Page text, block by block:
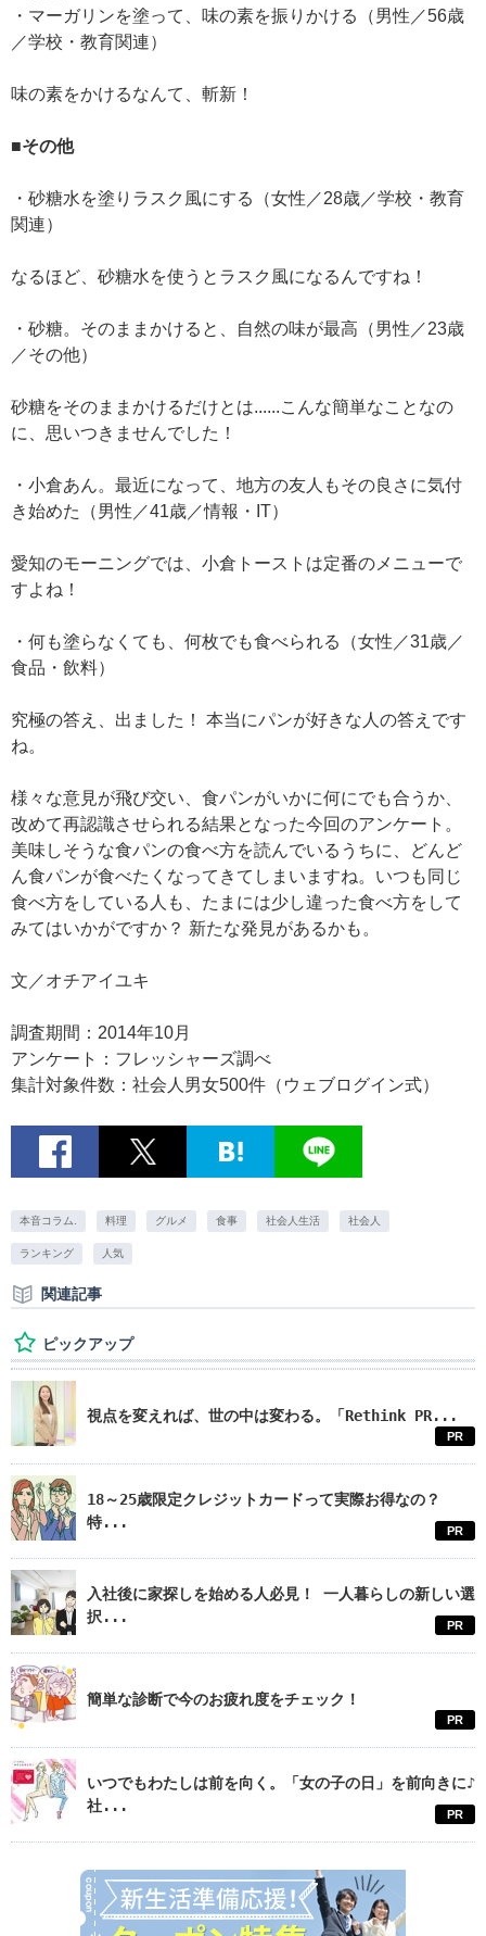
・マーガリンを塗って、味の素を振りかける（男性／56歳
／学校・教育関連）
味の素をかけるなんて、斬新！
■その他
・砂糖水を塗りラスク風にする（女性／28歳／学校・教育
関連）
なるほど、砂糖水を使うとラスク風になるんですね！
・砂糖。そのままかけると、自然の味が最高（男性／23歳
／その他）
砂糖をそのままかけるだけとは......こんな簡単なことなの
に、思いつきませんでした！
・小倉あん。最近になって、地方の友人もその良さに気付
き始めた（男性／41歳／情報・IT）
愛知のモーニングでは、小倉トーストは定番のメニューで
すよね！
・何も塗らなくても、何枚でも食べられる（女性／31歳／
食品・飲料）
究極の答え、出ました！ 本当にパンが好きな人の答えです
ね。
様々な意見が飛び交い、食パンがいかに何にでも合うか、
改めて再認識させられる結果となった今回のアンケート。
美味しそうな食パンの食べ方を読んでいるうちに、どんど
ん食パンが食べたくなってきてしまいますね。いつも同じ
食べ方をしている人も、たまには少し違った食べ方をして
みてはいかがですか？ 新たな発見があるかも。
文／オチアイユキ
調査期間：2014年10月
アンケート：フレッシャーズ調べ
集計対象件数：社会人男女500件（ウェブログイン式）
本音コラム. 料理 グルメ 食事 社会人生活 社会人
ランキング 人気
関連記事
ピックアップ
視点を変えれば、世の中は変わる。「Rethink PR...
PR
18～25歳限定クレジットカードって実際お得なの？
特...
PR
入社後に家探しを始める人必見！ 一人暮らしの新しい選
択...
PR
簡単な診断で今のお疲れ度をチェック！
PR
いつでもわたしは前を向く。「女の子の日」を前向きに♪
社...
PR